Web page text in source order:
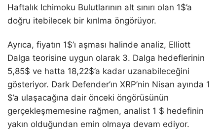
Haftalık Ichimoku Bulutlarının alt sınırı olan 1$’a
doğru itebilecek bir kırılma öngörüyor.
Ayrıca, fiyatın 1$’ı aşması halinde analiz, Elliott
Dalga teorisine uygun olarak 3. Dalga hedeflerinin
5,85$ ve hatta 18,22$’a kadar uzanabileceğini
gösteriyor. Dark Defender’ın XRP’nin Nisan ayında 1
$’a ulaşacağına dair önceki öngörüsünün
gerçekleşmemesine rağmen, analist 1 $ hedefinin
yakın olduğundan emin olmaya devam ediyor.